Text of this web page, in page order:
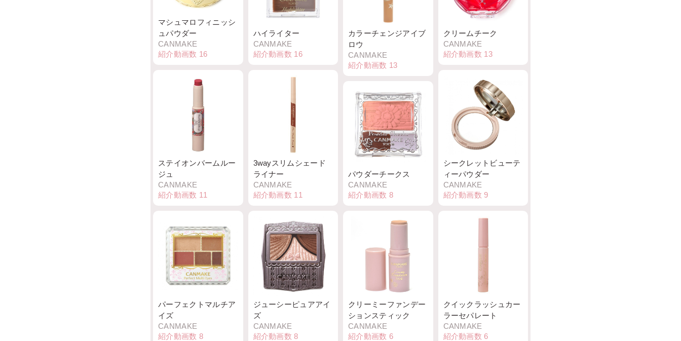
マシュマロフィニッシ
ュパウダー
CANMAKE
紹介動画数 16
ハイライター
CANMAKE
紹介動画数 16
カラーチェンジアイブ
ロウ
CANMAKE
紹介動画数 13
クリームチーク
CANMAKE
紹介動画数 13
ステイオンバームルー
ジュ
CANMAKE
紹介動画数 11
3wayスリムシェード
ライナー
CANMAKE
紹介動画数 11
シークレットビューテ
ィーパウダー
CANMAKE
紹介動画数 9
パウダーチークス
CANMAKE
紹介動画数 8
パーフェクトマルチア
イズ
CANMAKE
紹介動画数 8
ジューシーピュアアイ
ズ
CANMAKE
紹介動画数 8
クリーミーファンデー
ションスティック
CANMAKE
紹介動画数 6
クイックラッシュカー
ラーセパレート
CANMAKE
紹介動画数 6